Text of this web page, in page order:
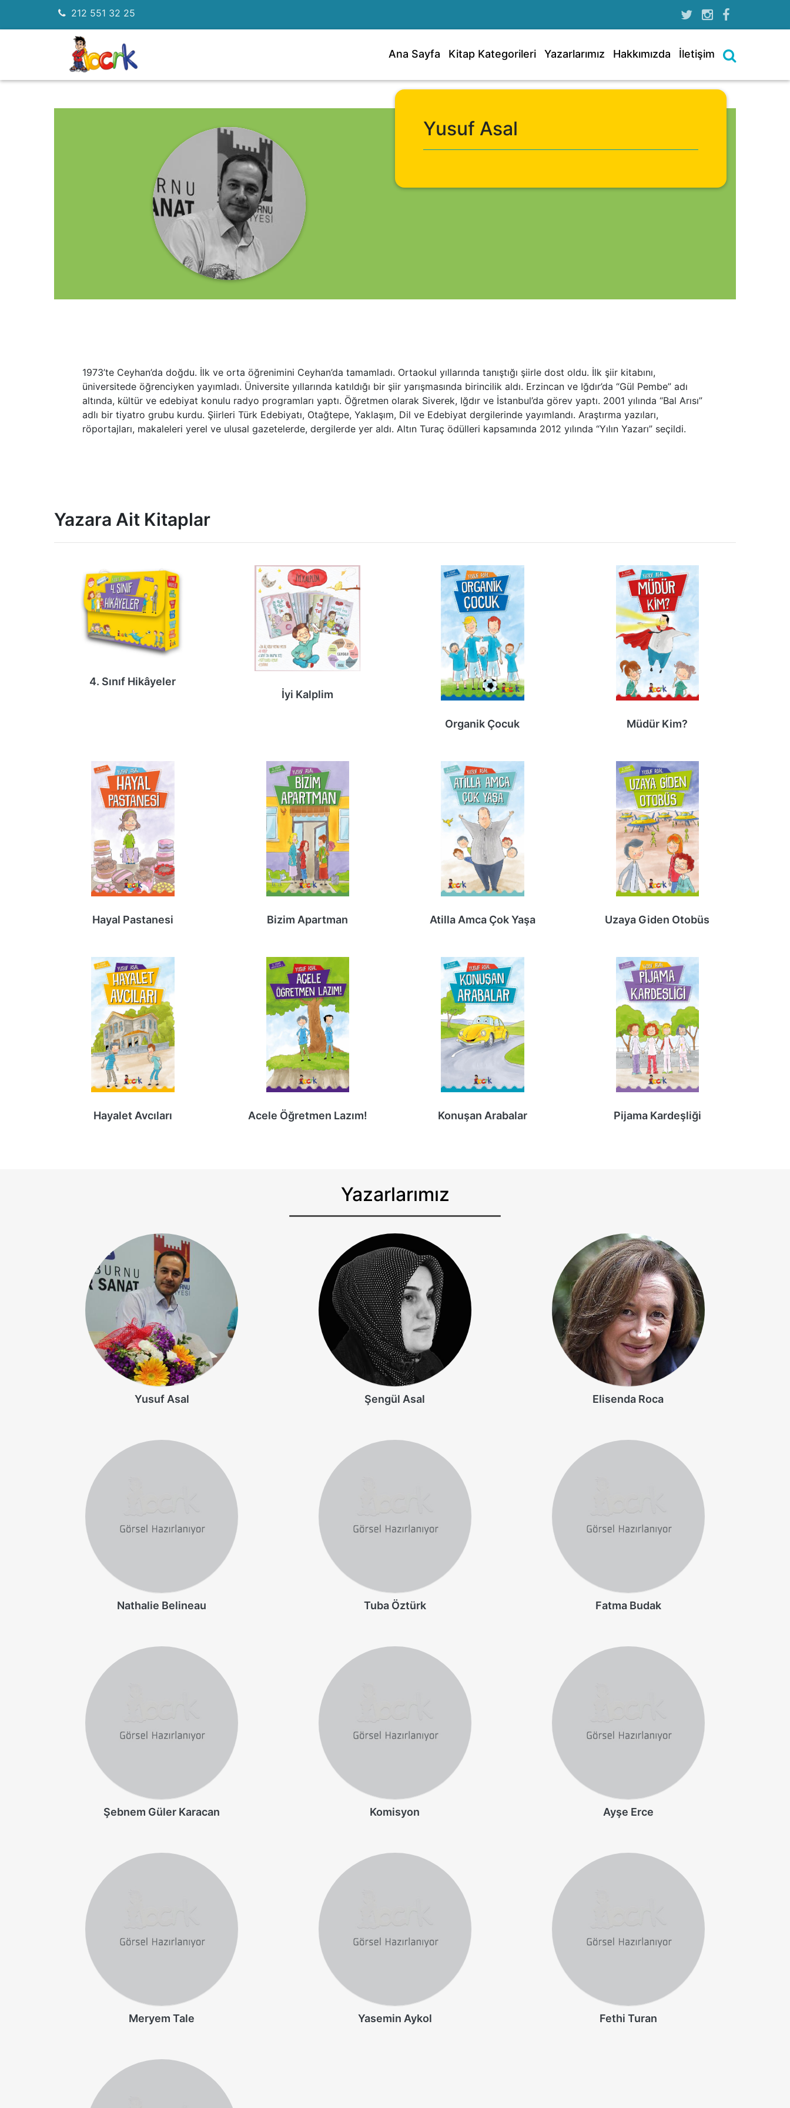
212 551 32 25
Ana Sayfa Kitap Kategorileri Yazarlarımız Hakkımızda İletişim
Yusuf Asal
1973’te Ceyhan’da doğdu. İlk ve orta öğrenimini Ceyhan’da tamamladı. Ortaokul yıllarında tanıştığı şiirle dost oldu. İlk şiir kitabını,
üniversitede öğrenciyken yayımladı. Üniversite yıllarında katıldığı bir şiir yarışmasında birincilik aldı. Erzincan ve Iğdır’da “Gül Pembe” adı
altında, kültür ve edebiyat konulu radyo programları yaptı. Öğretmen olarak Siverek, Iğdır ve İstanbul’da görev yaptı. 2001 yılında “Bal Arısı”
adlı bir tiyatro grubu kurdu. Şiirleri Türk Edebiyatı, Otağtepe, Yaklaşım, Dil ve Edebiyat dergilerinde yayımlandı. Araştırma yazıları,
röportajları, makaleleri yerel ve ulusal gazetelerde, dergilerde yer aldı. Altın Turaç ödülleri kapsamında 2012 yılında “Yılın Yazarı” seçildi.
Yazara Ait Kitaplar
4. Sınıf Hikâyeler
İyi Kalplim
Organik Çocuk Müdür Kim?
Hayal Pastanesi Bizim Apartman Atilla Amca Çok Yaşa Uzaya Giden Otobüs
Hayalet Avcıları Acele Öğretmen Lazım! Konuşan Arabalar Pijama Kardeşliği
Yazarlarımız
Yusuf Asal Şengül Asal Elisenda Roca
Nathalie Belineau Tuba Öztürk Fatma Budak
Şebnem Güler Karacan Komisyon Ayşe Erce
Meryem Tale Yasemin Aykol Fethi Turan